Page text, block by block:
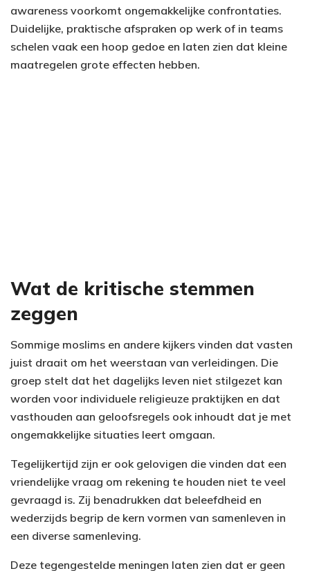
awareness voorkomt ongemakkelijke confrontaties.
Duidelijke, praktische afspraken op werk of in teams
schelen vaak een hoop gedoe en laten zien dat kleine
maatregelen grote effecten hebben.
Wat de kritische stemmen
zeggen
Sommige moslims en andere kijkers vinden dat vasten
juist draait om het weerstaan van verleidingen. Die
groep stelt dat het dagelijks leven niet stilgezet kan
worden voor individuele religieuze praktijken en dat
vasthouden aan geloofsregels ook inhoudt dat je met
ongemakkelijke situaties leert omgaan.
Tegelijkertijd zijn er ook gelovigen die vinden dat een
vriendelijke vraag om rekening te houden niet te veel
gevraagd is. Zij benadrukken dat beleefdheid en
wederzijds begrip de kern vormen van samenleven in
een diverse samenleving.
Deze tegengestelde meningen laten zien dat er geen